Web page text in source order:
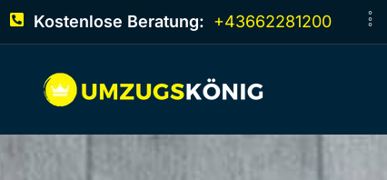
Kostenlose Beratung: +43662281200